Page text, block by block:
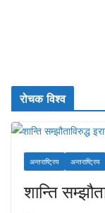
रोचक विश्व
अन्तराष्ट्रिय अन्तराष्ट्रिय
शान्ति